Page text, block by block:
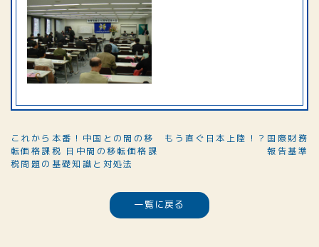
これから本番！中国との間の移
転価格課税 日中間の移転価格課
税問題の基礎知識と対処法
もう直ぐ日本上陸！？国際財務
報告基準
一覧に戻る